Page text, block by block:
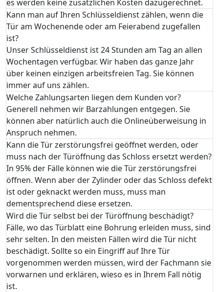
es werden keine zusätzlichen Kosten dazugerechnet.
Kann man auf Ihren Schlüsseldienst zählen, wenn die
Tür am Wochenende oder am Feierabend zugefallen
ist?
Unser Schlüsseldienst ist 24 Stunden am Tag an allen
Wochentagen verfügbar. Wir haben das ganze Jahr
über keinen einzigen arbeitsfreien Tag. Sie können
immer auf uns zählen.
Welche Zahlungsarten liegen dem Kunden vor?
Generell nehmen wir Barzahlungen entgegen. Sie
können aber natürlich auch die Onlineüberweisung in
Anspruch nehmen.
Kann die Tür zerstörungsfrei geöffnet werden, oder
muss nach der Türöffnung das Schloss ersetzt werden?
In 95% der Fälle können wie die Tür zerstörungsfrei
öffnen. Wenn aber der Zylinder oder das Schloss defekt
ist oder geknackt werden muss, muss man
dementsprechend diese ersetzen.
Wird die Tür selbst bei der Türöffnung beschädigt?
Fälle, wo das Türblatt eine Bohrung erleiden muss, sind
sehr selten. In den meisten Fällen wird die Tür nicht
beschädigt. Sollte so ein Eingriff auf Ihre Tür
vorgenommen werden müssen, wird der Fachmann sie
vorwarnen und erklären, wieso es in Ihrem Fall nötig
ist.